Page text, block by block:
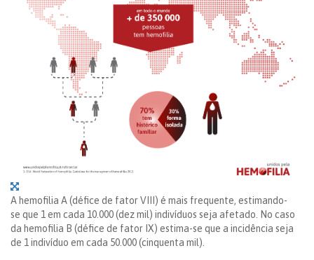
A hemofilia A (défice de fator VIII) é mais frequente, estimando-
se que 1 em cada 10.000 (dez mil) indivíduos seja afetado. No caso
da hemofilia B (défice de fator IX) estima-se que a incidência seja
de 1 indivíduo em cada 50.000 (cinquenta mil).